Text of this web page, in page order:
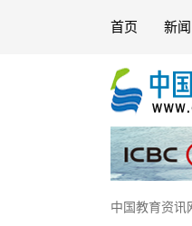
首页 新闻
中国教育资讯